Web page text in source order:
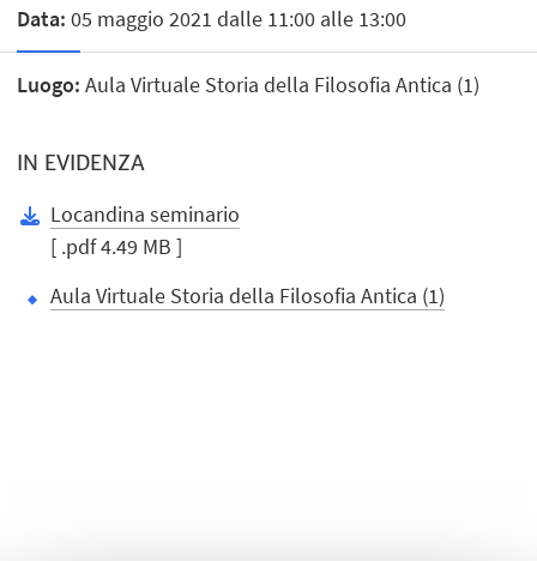
Data: 05 maggio 2021 dalle 11:00 alle 13:00
Luogo: Aula Virtuale Storia della Filosofia Antica (1)
IN EVIDENZA
Locandina seminario
[ .pdf 4.49 MB ]
Aula Virtuale Storia della Filosofia Antica (1)